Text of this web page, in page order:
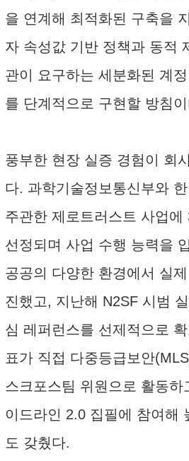
을 연계해 최적화된 구축을
자 속성값 기반 정책과 동적
관이 요구하는 세분화된 계
를 단계적으로 구현할 방침
풍부한 현장 실증 경험이 회
다. 과학기술정보통신부와 한
주관한 제로트러스트 사업에
선정되며 사업 수행 능력을
공공의 다양한 환경에서 실
진했고, 지난해 N2SF 시범
심 레퍼런스를 선제적으로
표가 직접 다중등급보안
스크포스팀 위원으로 활동
이드라인 2.0 집필에 참여해
도 갖췄다.